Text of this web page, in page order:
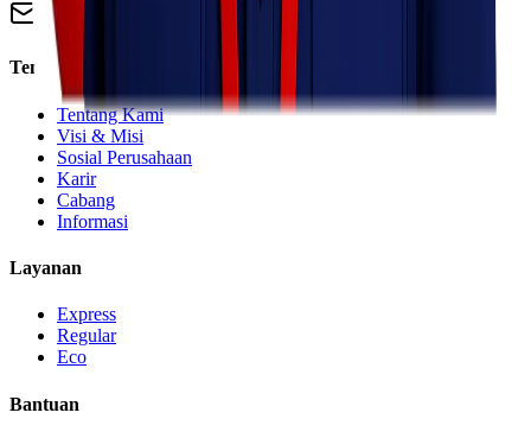
info@lionelexpress.com
Tentang Kami
Tentang Kami
Visi & Misi
Sosial Perusahaan
Karir
Cabang
Informasi
Layanan
Express
Regular
Eco
Bantuan